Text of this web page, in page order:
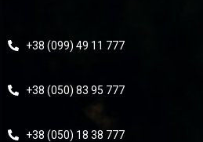
+38 (099) 49 11 777
+38 (050) 83 95 777
+38 (050) 18 38 777